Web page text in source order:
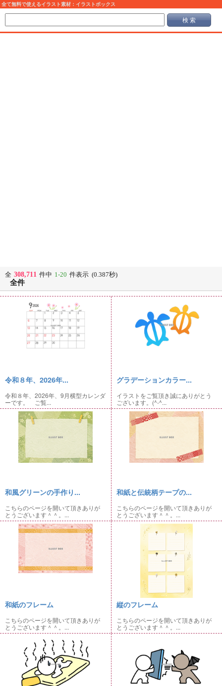
全て無料で使えるイラスト素材：イラストボックス
検 索
全 308,711 件中 1-20 件表示 (0.387秒)
全件
令和８年、2026年...
令和８年、2026年、9月横型カレンダ
ーです。 ご覧...
グラデーションカラー...
イラストをご覧頂き誠にありがとう
ございます。(^-^...
和風グリーンの手作り...
こちらのページを開いて頂きありが
とうございます＾＾。...
和紙と伝統柄テープの...
こちらのページを開いて頂きありが
とうございます＾＾。...
和紙のフレーム
こちらのページを開いて頂きありが
とうございます＾＾。...
縦のフレーム
こちらのページを開いて頂きありが
とうございます＾＾。...